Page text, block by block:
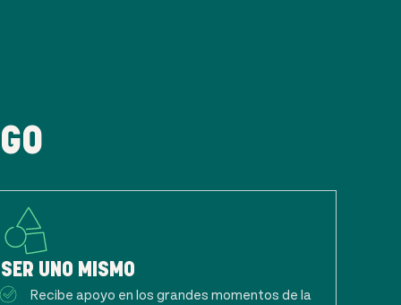
SER UNO MISMO
Recibe apoyo en los grandes momentos de la